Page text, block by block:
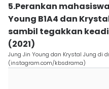
5.Perankan
Young B1A4 dan
sambil tegakkan
(2021)
Jung Jin Young dan Krystal Jung di
(instagram.com/kbsdrama)